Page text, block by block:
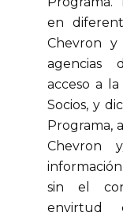
en
Chevron
agencias
acceso a
Socios, y
Programa,
Chevron
sin el